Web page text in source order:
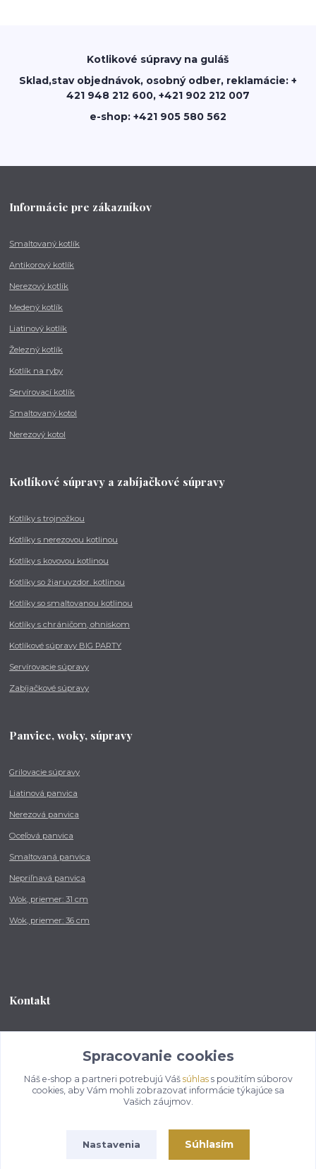
Kotlikové súpravy na guláš
Sklad,stav objednávok, osobný odber, reklamácie: +
421 948 212 600, +421 902 212 007
e-shop: +421 905 580 562
Informácie pre zákazníkov
Smaltovaný kotlík
Antikorový kotlík
Nerezový kotlík
Medený kotlík
Liatinový kotlík
Železný kotlík
Kotlík na ryby
Servírovací kotlík
Smaltovaný kotol
Nerezový kotol
Kotlíkové súpravy a zabíjačkové súpravy
Kotlíky s trojnožkou
Kotlíky s nerezovou kotlinou
Kotlíky s kovovou kotlinou
Kotlíky so žiaruvzdor. kotlinou
Kotlíky so smaltovanou kotlinou
Kotlíky s chráničom, ohniskom
Kotlíkové súpravy BIG PARTY
Servírovacie súpravy
Zabíjačkové súpravy
Panvice, woky, súpravy
Grilovacie súpravy
Liatinová panvica
Nerezová panvica
Oceľová panvica
Smaltovaná panvica
Nepriľnavá panvica
Wok, priemer: 31 cm
Wok, priemer: 36 cm
Kontakt
od 8:00 - do 16:00 hod
info@kotlikovesupravy.sk
Spracovanie cookies
Náš e-shop a partneri potrebujú Váš súhlass použitím súborov
cookies, aby Vám mohli zobrazovať informácie týkajúce sa
Vašich záujmov.
Nastavenia Súhlasím